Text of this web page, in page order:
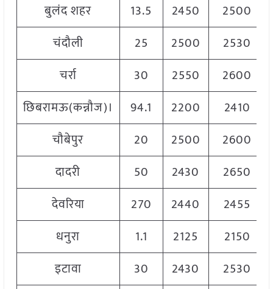
बुलंद शहर
13.5 2450
2500
चंदौली
25 2500 2530
चर्रा
30 2550
2600
छिबरामऊ(कन्नौज)।
94.1 2200 2410
चौबेपुर
20 2500 2600
दादरी
50 2430 2650
देवरिया
270 2440
2455
धनुरा
1.1 2125
2150
इटावा
30 2430 2530